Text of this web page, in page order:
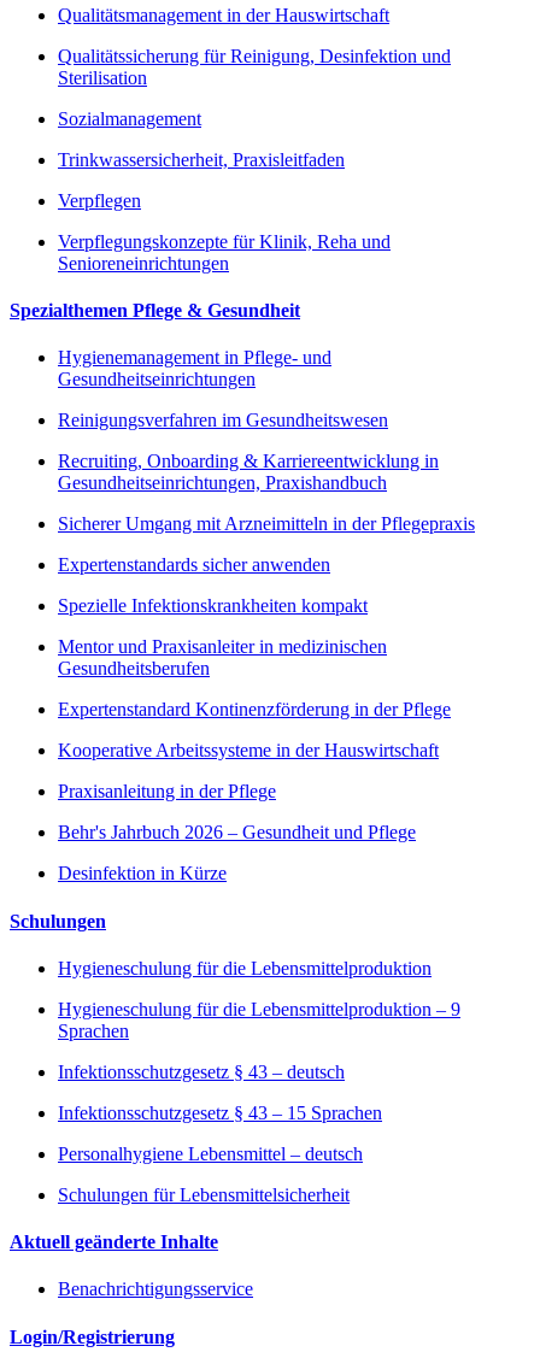
Qualitätsmanagement in der Hauswirtschaft
Qualitätssicherung für Reinigung, Desinfektion und
Sterilisation
Sozialmanagement
Trinkwassersicherheit, Praxisleitfaden
Verpflegen
Verpflegungskonzepte für Klinik, Reha und
Senioreneinrichtungen
Spezialthemen Pflege & Gesundheit
Hygienemanagement in Pflege- und
Gesundheitseinrichtungen
Reinigungsverfahren im Gesundheitswesen
Recruiting, Onboarding & Karriereentwicklung in
Gesundheitseinrichtungen, Praxishandbuch
Sicherer Umgang mit Arzneimitteln in der Pflegepraxis
Expertenstandards sicher anwenden
Spezielle Infektionskrankheiten kompakt
Mentor und Praxisanleiter in medizinischen
Gesundheitsberufen
Expertenstandard Kontinenzförderung in der Pflege
Kooperative Arbeitssysteme in der Hauswirtschaft
Praxisanleitung in der Pflege
Behr's Jahrbuch 2026 – Gesundheit und Pflege
Desinfektion in Kürze
Schulungen
Hygieneschulung für die Lebensmittelproduktion
Hygieneschulung für die Lebensmittelproduktion – 9
Sprachen
Infektionsschutzgesetz § 43 – deutsch
Infektionsschutzgesetz § 43 – 15 Sprachen
Personalhygiene Lebensmittel – deutsch
Schulungen für Lebensmittelsicherheit
Aktuell geänderte Inhalte
Benachrichtigungsservice
Login/Registrierung